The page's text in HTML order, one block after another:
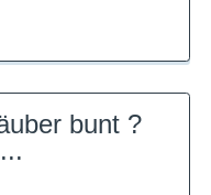
bunt ?